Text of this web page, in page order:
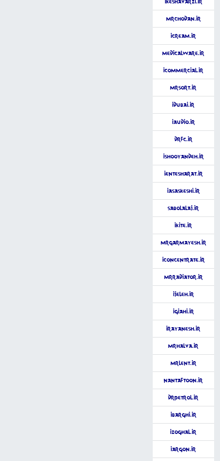
iKeshavarzi.ir
MrChodan.ir
iCream.ir
MedicalWare.ir
iCommercial.ir
MrSort.ir
iDubai.ir
iAudio.ir
DrFC.ir
iShooyandeh.ir
iEntesharat.ir
iAsaskeshi.ir
Sabolalaj.ir
iKite.ir
MrGarmayesh.ir
iConcentrate.ir
MrRadiator.ir
iJeleh.ir
iGiahi.ir
iRayanesh.ir
MrHalva.ir
MrLent.ir
NanTaftoon.ir
DrPetrol.ir
iBarghi.ir
iZoghal.ir
iArgon.ir